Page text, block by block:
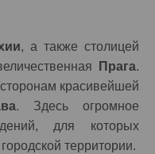
, а также столицей
Прага.
красивейшей
. Здесь огромное
для которых
территории.